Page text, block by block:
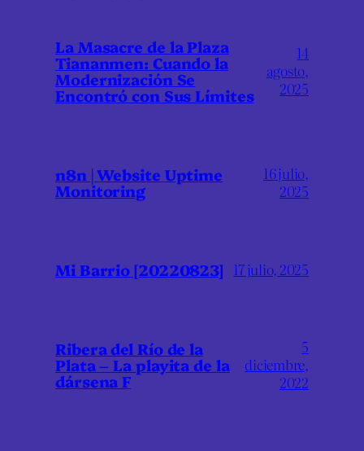
La Masacre de la Plaza
Tiananmen: Cuando la
Modernización Se
Encontró con Sus Límites
14
agosto,
2025
n8n | Website Uptime
Monitoring
16 julio,
2025
Mi Barrio [20220823] 17 julio, 2025
Ribera del Río de la
Plata – La playita de la
dársena F
5
diciembre,
2022